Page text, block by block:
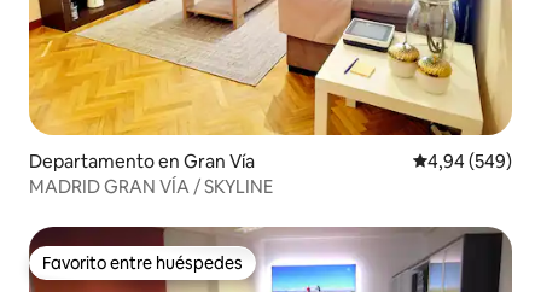
Departamento en Gran Vía Calificación
4,94 (549)
MADRID GRAN VÍA / SKYLINE
Favorito entre huéspedes
Favorito entre huéspedes